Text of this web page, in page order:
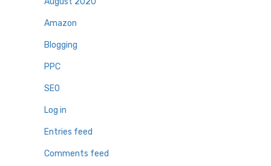
Amazon
Blogging
PPC
SEO
Log in
Entries feed
Comments feed